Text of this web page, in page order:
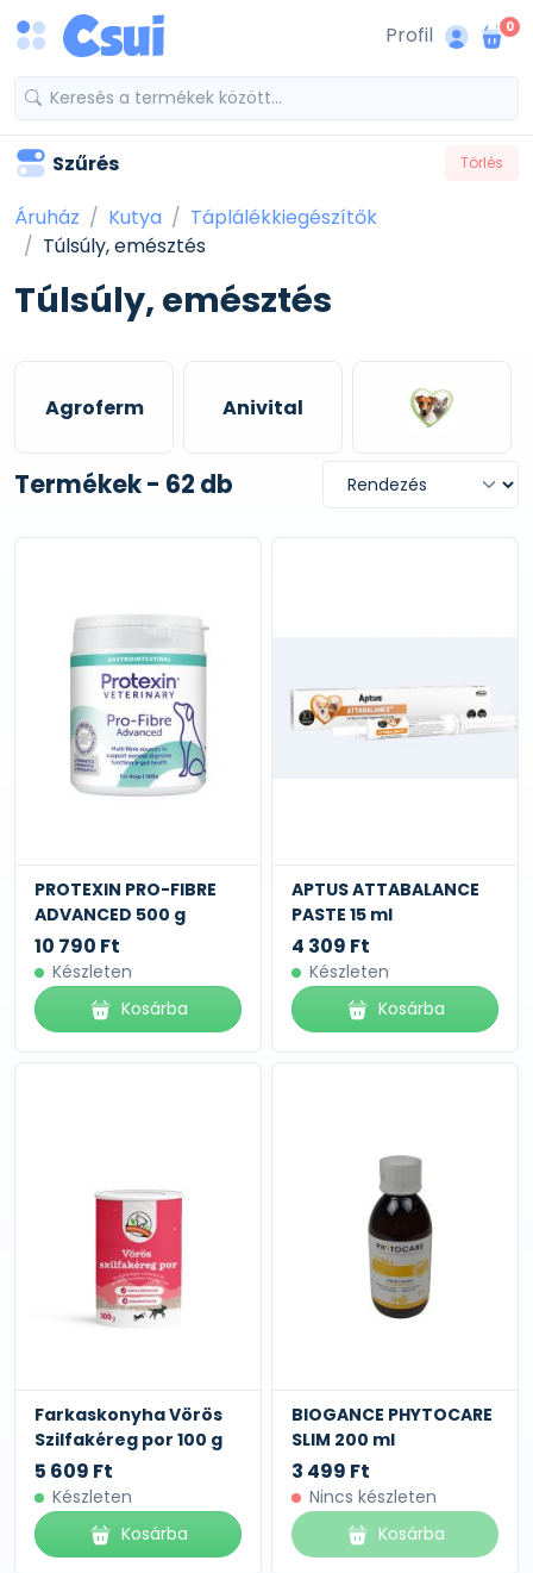
Profil 0
Szűrés Törlés
Áruház Kutya
Táplálékkiegészítők
Túlsúly, emésztés
Túlsúly, emésztés
Agroferm Anivital
Termékek - 62 db
PROTEXIN PRO-FIBRE
ADVANCED 500 g
10 790 Ft
Készleten
Kosárba
APTUS ATTABALANCE
PASTE 15 ml
4 309 Ft
Készleten
Kosárba
Farkaskonyha Vörös
Szilfakéreg por 100 g
5 609 Ft
Készleten
Kosárba
BIOGANCE PHYTOCARE
SLIM 200 ml
3 499 Ft
Nincs készleten
Kosárba